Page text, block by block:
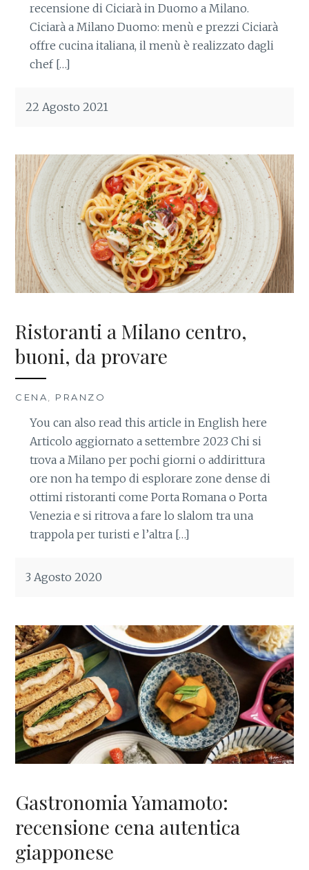
recensione di Ciciarà in Duomo a Milano.
Ciciarà a Milano Duomo: menù e prezzi Ciciarà
offre cucina italiana, il menù è realizzato dagli
chef […]
22 Agosto 2021
Ristoranti a Milano centro,
buoni, da provare
CENA, PRANZO
You can also read this article in English here
Articolo aggiornato a settembre 2023 Chi si
trova a Milano per pochi giorni o addirittura
ore non ha tempo di esplorare zone dense di
ottimi ristoranti come Porta Romana o Porta
Venezia e si ritrova a fare lo slalom tra una
trappola per turisti e l’altra […]
3 Agosto 2020
Gastronomia Yamamoto:
recensione cena autentica
giapponese